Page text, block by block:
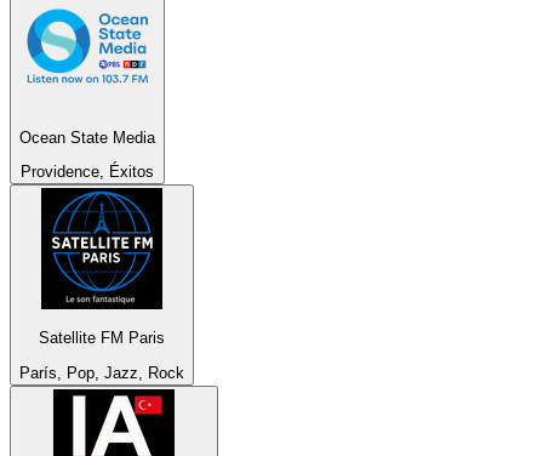
Ocean State Media
Providence, Éxitos
Satellite FM Paris
París, Pop, Jazz, Rock